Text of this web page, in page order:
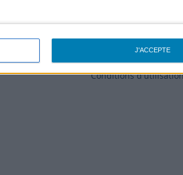
J'ACCEPTE
Conditions